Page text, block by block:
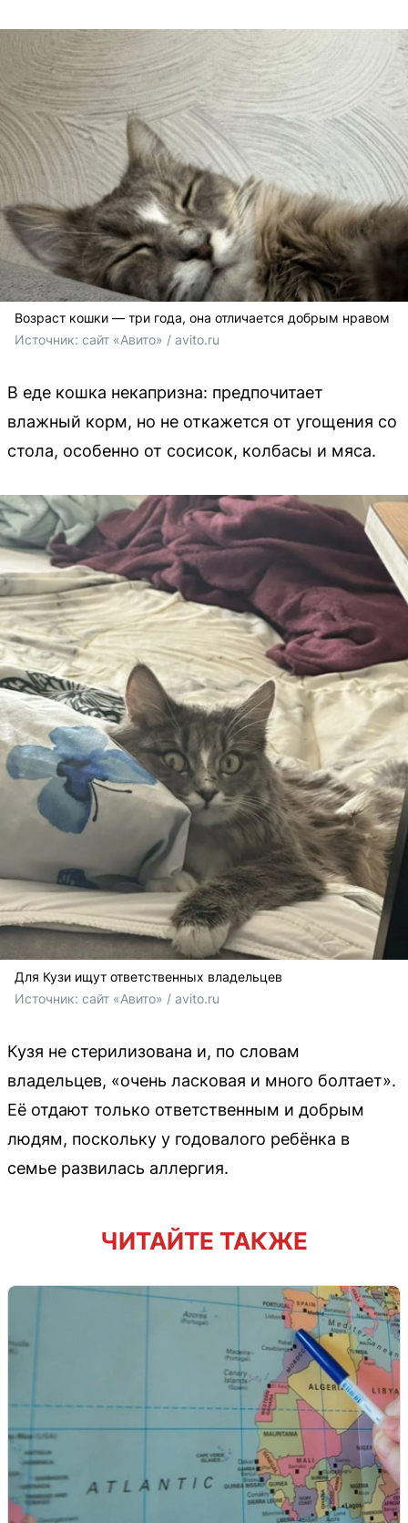
Возраст кошки — три года, она отличается добрым нравом
Источник: сайт «Авито» / avito.ru
В еде кошка некапризна: предпочитает
влажный корм, но не откажется от угощения со
стола, особенно от сосисок, колбасы и мяса.
Для Кузи ищут ответственных владельцев
Источник: сайт «Авито» / avito.ru
Кузя не стерилизована и, по словам
владельцев, «очень ласковая и много болтает».
Её отдают только ответственным и добрым
людям, поскольку у годовалого ребёнка в
семье развилась аллергия.
ЧИТАЙТЕ ТАКЖЕ